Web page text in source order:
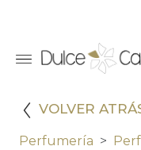
VOLVER
Perfumería